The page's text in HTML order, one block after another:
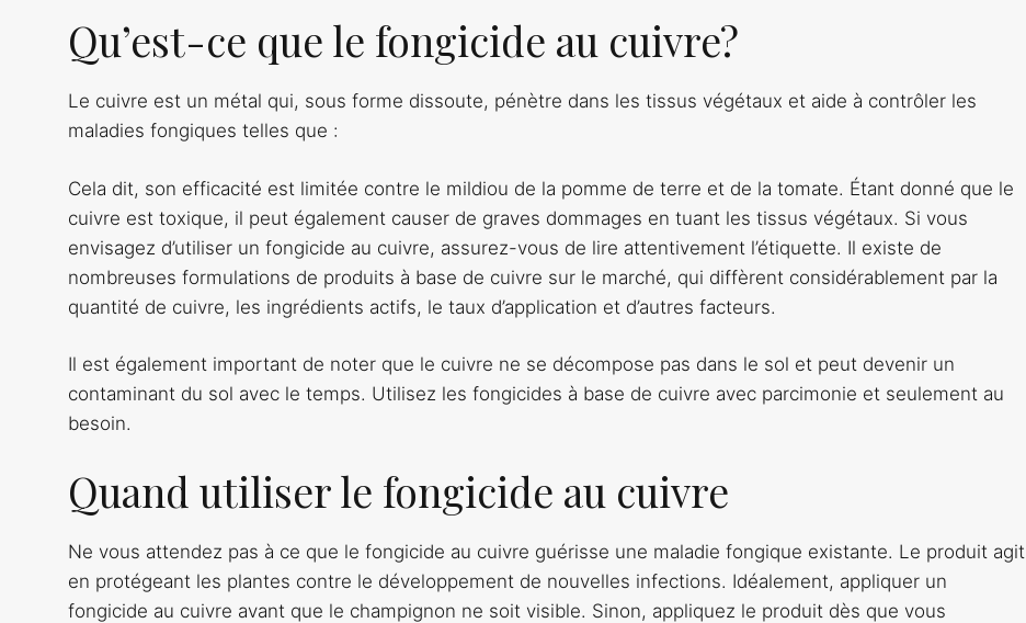
Qu’est-ce que le fongicide au cuivre?
Le cuivre est un métal qui, sous forme dissoute, pénètre dans les tissus végétaux et aide à contrôler les
maladies fongiques telles que :
Cela dit, son efficacité est limitée contre le mildiou de la pomme de terre et de la tomate. Étant donné que le
cuivre est toxique, il peut également causer de graves dommages en tuant les tissus végétaux. Si vous
envisagez d’utiliser un fongicide au cuivre, assurez-vous de lire attentivement l’étiquette. Il existe de
nombreuses formulations de produits à base de cuivre sur le marché, qui diffèrent considérablement par la
quantité de cuivre, les ingrédients actifs, le taux d’application et d’autres facteurs.
Il est également important de noter que le cuivre ne se décompose pas dans le sol et peut devenir un
contaminant du sol avec le temps. Utilisez les fongicides à base de cuivre avec parcimonie et seulement au
besoin.
Quand utiliser le fongicide au cuivre
Ne vous attendez pas à ce que le fongicide au cuivre guérisse une maladie fongique existante. Le produit agit
en protégeant les plantes contre le développement de nouvelles infections. Idéalement, appliquer un
fongicide au cuivre avant que le champignon ne soit visible. Sinon, appliquez le produit dès que vous